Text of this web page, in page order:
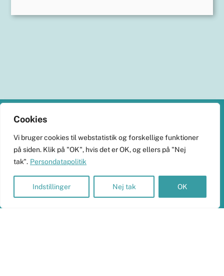
Cookies
Vi bruger cookies til webstatistik og forskellige funktioner
på siden. Klik på "OK", hvis det er OK, og ellers på "Nej
tak". Persondatapolitik
Indstillinger Nej tak OK
Top
KlimaHub
CVR-nr. 38989251
skrivtil@klimahub.dk